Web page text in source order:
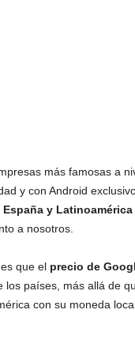
más famosas a
y con Android
y Latinoamérica
a nosotros.
que el precio de
los países, más allá de
con su moneda